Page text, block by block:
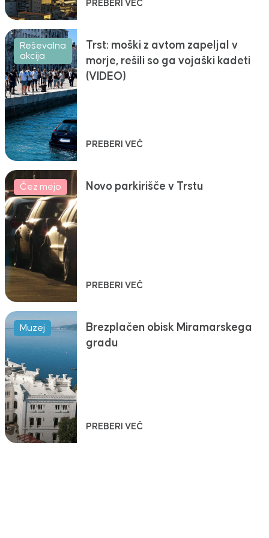
PREBERI VEČ
Reševalna
akcija
Trst: moški z avtom zapeljal v
morje, rešili so ga vojaški kadeti
(VIDEO)
PREBERI VEČ
Čez mejo Novo parkirišče v Trstu
PREBERI VEČ
Muzej
Brezplačen obisk Miramarskega
gradu
PREBERI VEČ